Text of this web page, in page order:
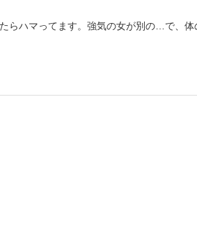
らハマってます。強気の女が別の…で、